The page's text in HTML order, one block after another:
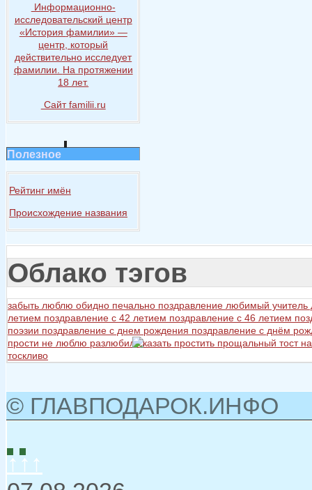
Информационно-
исследовательский центр
«История фамилии» —
центр, который
действительно исследует
фамилии. На протяжении
18 лет.
Сайт familii.ru
Полезное
Рейтинг имён
Происхождение названия
Облако тэгов
забыть люблю обидно печально поздравление любимый учитель
летием поздравление с 42 летием поздравление с 46 летием
поэзии поздравление с днем рождения поздравление с днём
прости не люблю разлюбил сказать простить прощальный тост
тоскливо
© ГЛАВПОДАРОК.ИНФО
↑↑↑